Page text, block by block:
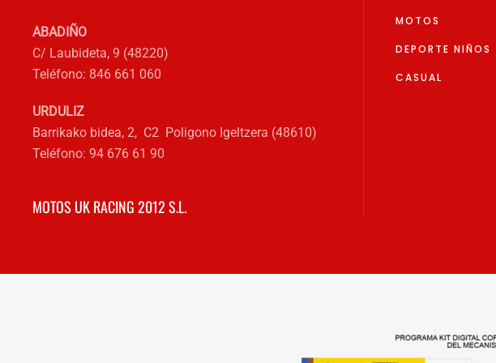
ABADIÑO
C/ Laubideta, 9 (48220)
Teléfono: 846 661 060
URDULIZ
Barrikako bidea, 2, C2 Poligono Igeltzera (48610)
Teléfono: 94 676 61 90
MOTOS UK RACING 2012 S.L.
MOTOS
DEPORTE NIÑOS
CASUAL